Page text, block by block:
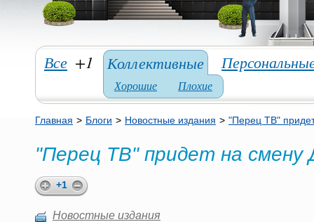
Все +1 Коллективные
Хорошие Плохие
Главная > Блоги > Новостные издания > "Перец ТВ"
"Перец ТВ" придет на смену
+1
Новостные издания